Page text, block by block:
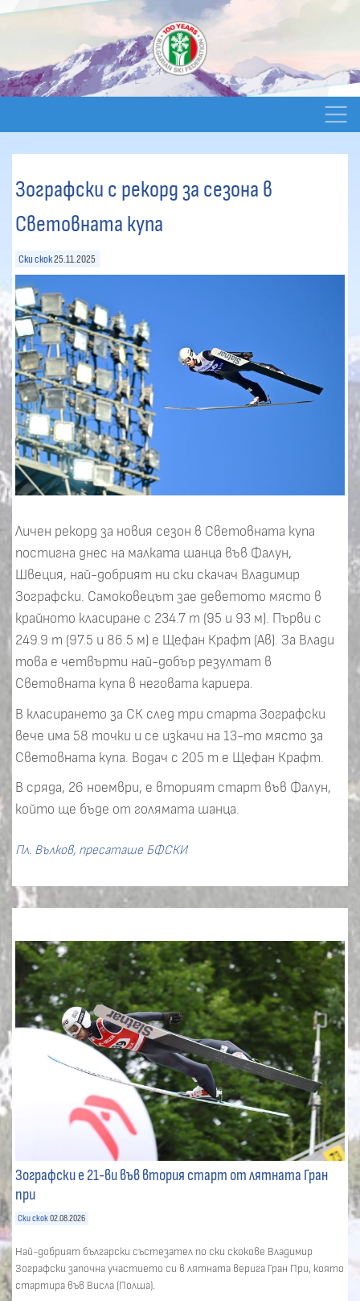
Зографски с рекорд за сезона в
Свeтовната купа
Ски скок25.11.2025
Личен рекорд за новия сезон в Световната купа
постигна днес на малката шанца във Фалун,
Швеция, най-добрият ни ски скачач Владимир
Зографски. Самоковецът зае деветото място в
крайното класиране с 234.7 т (95 и 93 м). Първи с
249.9 т (97.5 и 86.5 м) е Щефан Крафт (Ав). За Влади
това е четвърти най-добър резултат в
Световната купа в неговата кариера.
В класирането за СК след три старта Зографски
вече има 58 точки и се изкачи на 13-то място за
Световната купа. Водач с 205 т е Щефан Крафт.
В сряда, 26 ноември, е вторият старт във Фалун,
който ще бъде от голямата шанца.
Пл. Вълков, пресаташе БФСКИ
Зографски е 21-ви във втория старт от лятната Гран
при
Ски скок 02.08.2026
Най-добрият български състезател по ски скокове Владимир
Зографски започна участието си в лятната верига Гран При, която
стартира във Висла (Полша).